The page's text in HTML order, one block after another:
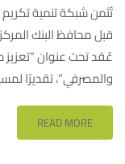
تُثمن شبكة تنمية
قبل محافظ البنك
عُقد تحت عنوان “تعزيز
والمصرفي”، تقديرًا
READ MORE